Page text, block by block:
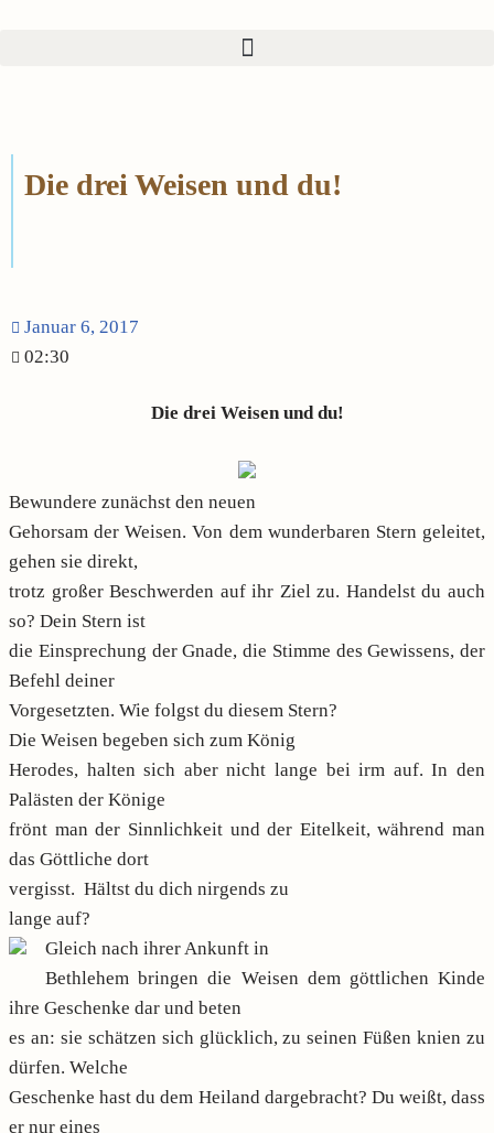
Die drei Weisen und du!
Januar 6, 2017
02:30
Die drei Weisen und du!
Bewundere zunächst den neuen
Gehorsam der Weisen. Von dem wunderbaren Stern geleitet,
gehen sie direkt,
trotz großer Beschwerden auf ihr Ziel zu. Handelst du auch
so? Dein Stern ist
die Einsprechung der Gnade, die Stimme des Gewissens, der
Befehl deiner
Vorgesetzten. Wie folgst du diesem Stern?
Die Weisen begeben sich zum König
Herodes, halten sich aber nicht lange bei irm auf. In den
Palästen der Könige
frönt man der Sinnlichkeit und der Eitelkeit, während man
das Göttliche dort
vergisst. Hältst du dich nirgends zu
lange auf?
Gleich nach ihrer Ankunft in
Bethlehem bringen die Weisen dem göttlichen Kinde
ihre Geschenke dar und beten
es an: sie schätzen sich glücklich, zu seinen Füßen knien zu
dürfen. Welche
Geschenke hast du dem Heiland dargebracht? Du weißt, dass
er nur eines